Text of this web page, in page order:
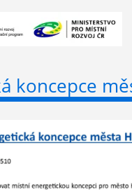
koncepce